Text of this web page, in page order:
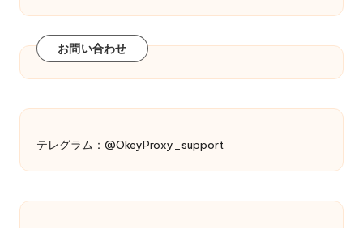
お問い合わせ
テレグラム：@OkeyProxy_support